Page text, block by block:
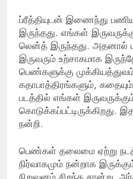
ப்ரீத்தியுடன் இணைந்து
இருந்தது. எங்கள்
லென்த் இருந்தது. அதனால்
இருவரும் உற்சாகமாக
பெண்களுக்கு
கதாபாத்திரங்களும்,
படத்தில் எங்கள்
கொடுக்கப்பட்டிருக்கிறது.
நன்றி.
பெண்கள் தலைமை ஏற்று
நிர்வாகமும் நன்றாக